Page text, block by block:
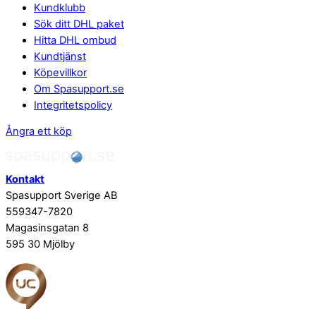
Kundklubb
Sök ditt DHL paket
Hitta DHL ombud
Kundtjänst
Köpevillkor
Om Spasupport.se
Integritetspolicy
Ångra ett köp
Kontakt
Spasupport Sverige AB
559347-7820
Magasinsgatan 8
595 30 Mjölby